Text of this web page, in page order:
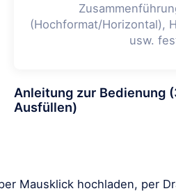
(Hochformat/Horizontal),
usw.
Anleitung zur Bedienung
Ausfüllen)
Mausklick hochladen, per